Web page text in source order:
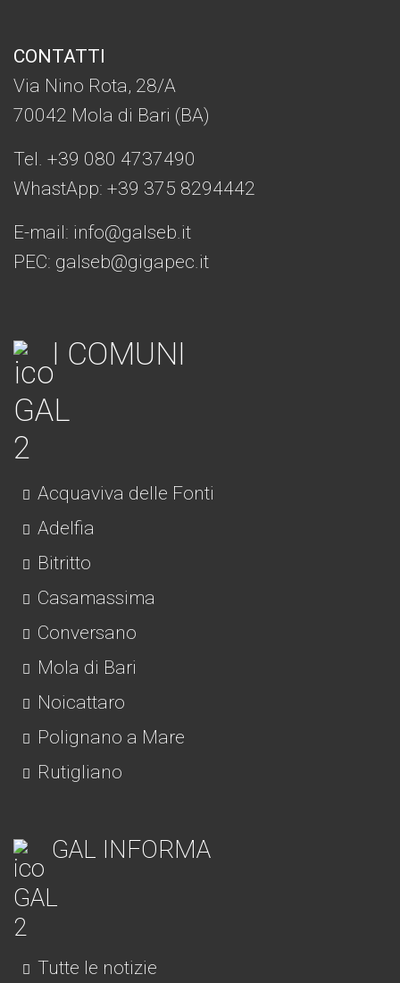
CONTATTI
Via Nino Rota, 28/A
70042 Mola di Bari (BA)
Tel. +39 080 4737490
WhastApp: +39 375 8294442
E-mail: info@galseb.it
PEC: galseb@gigapec.it
I COMUNI
Acquaviva delle Fonti
Adelfia
Bitritto
Casamassima
Conversano
Mola di Bari
Noicattaro
Polignano a Mare
Rutigliano
GAL INFORMA
Tutte le notizie